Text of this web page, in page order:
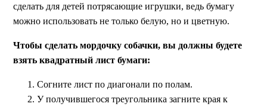
сделать для детей потрясающие игрушки, ведь бумагу
можно использовать не только белую, но и цветную.
Чтобы сделать мордочку собачки, вы должны будете
взять квадратный лист бумаги:
Согните лист по диагонали по полам.
У получившегося треугольника загните края к